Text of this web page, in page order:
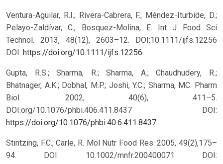
Ventura-Aguilar, R.I.; Rivera-Cabrera, F.; Méndez-Iturbide, D.;
Pelayo-Zaldívar, C.; Bosquez-Molina, E. Int J Food Sci
Technol. 2013, 48(12), 2603–12. DOI:10.1111/ijfs.12256
DOI: https://doi.org/10.1111/ijfs.12256
Gupta, R.S.; Sharma, R.; Sharma, A.; Chaudhudery, R.;
Bhatnager, A.K.; Dobhal, M.P.; Joshi, Y.C.; Sharma, MC. Pharm
Biol. 2002, 40(6), 411–5.
DOI.org/10.1076/phbi.406.411.8437 DOI:
https://doi.org/10.1076/phbi.40.6.411.8437
Stintzing, F.C.; Carle, R. Mol Nutr Food Res. 2005, 49(2),175–
94. DOI: 10.1002/mnfr.200400071 DOI: